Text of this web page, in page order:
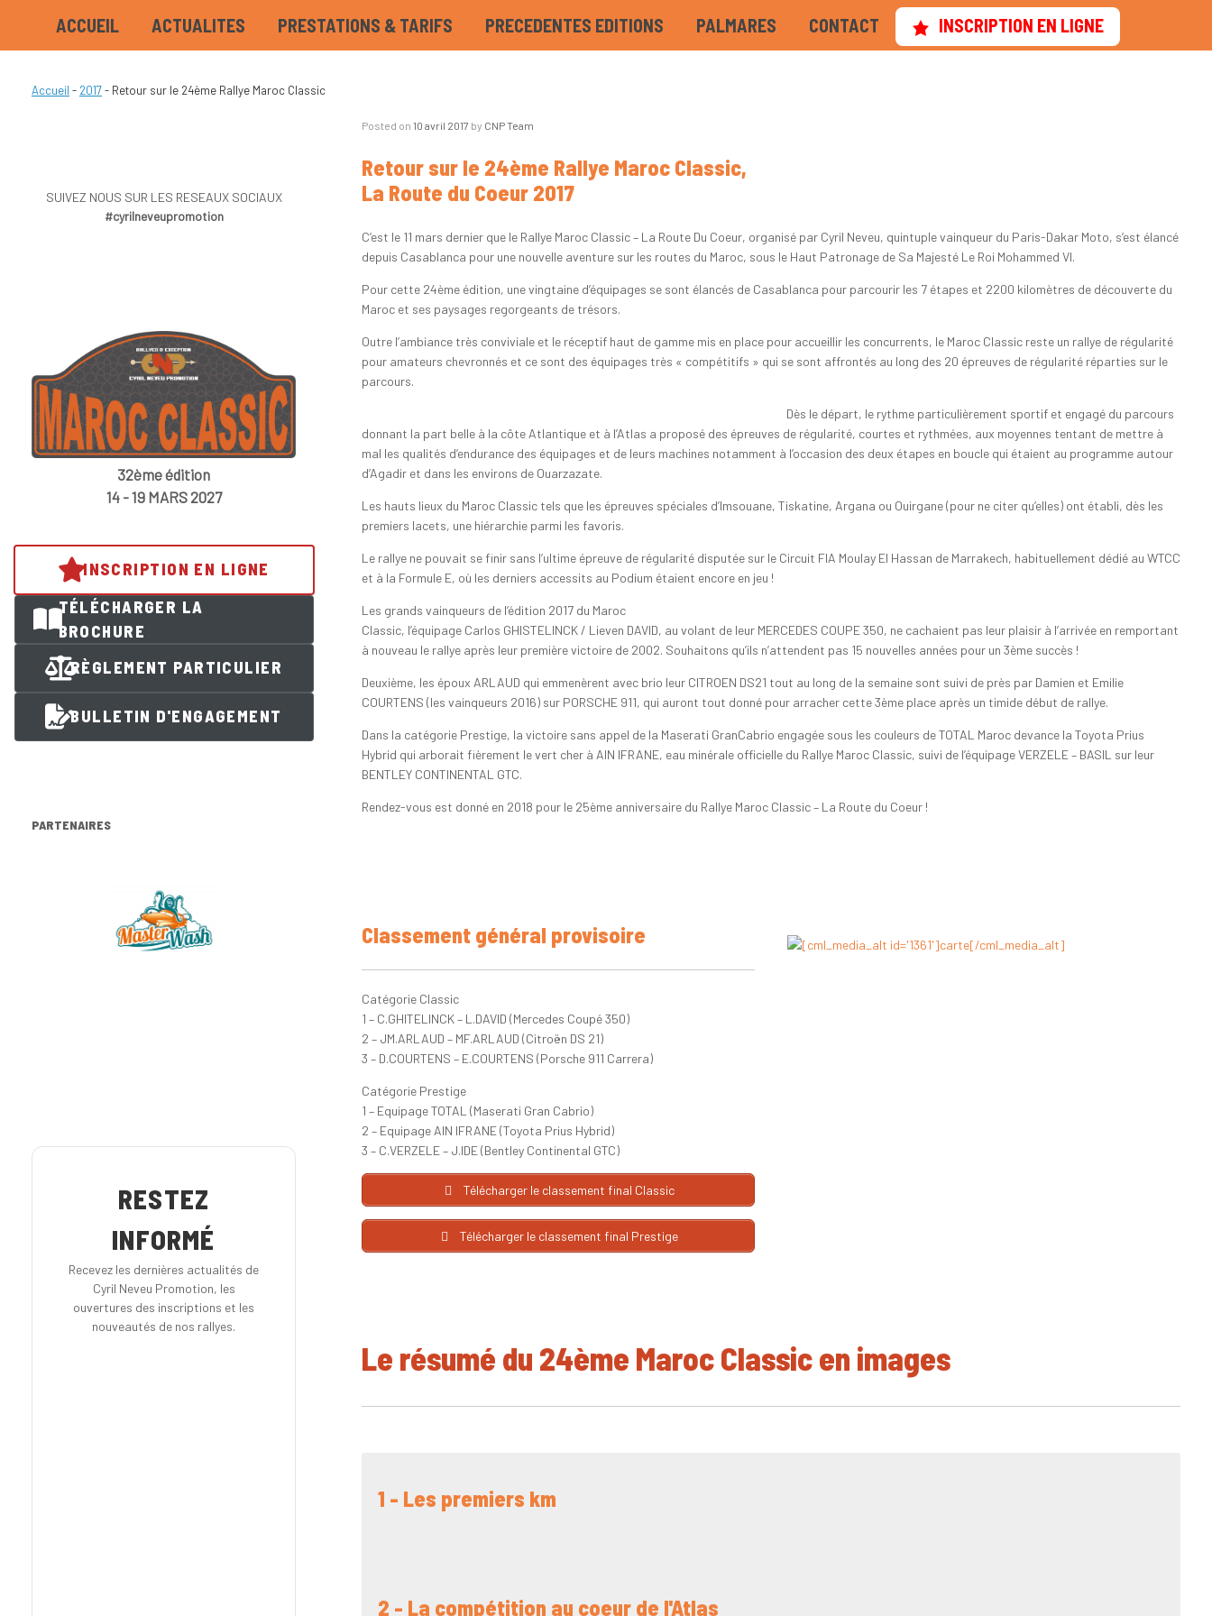
ACCUEIL ACTUALITES PRESTATIONS & TARIFS PRECEDENTES EDITIONS PALMARES CONTACT INSCRIPTION EN LIGNE
Accueil - 2017- Retour sur le 24ème Rallye Maroc Classic
Posted on 10 avril 2017 by CNP Team
Retour sur le 24ème Rallye Maroc Classic,
La Route du Coeur 2017
C’est le 11 mars dernier que le Rallye Maroc Classic – La Route Du Coeur, organisé par Cyril Neveu, quintuple vainqueur du Paris-Dakar Moto, s’est élancé
depuis Casablanca pour une nouvelle aventure sur les routes du Maroc, sous le Haut Patronage de Sa Majesté Le Roi Mohammed VI.
Pour cette 24ème édition, une vingtaine d’équipages se sont élancés de Casablanca pour parcourir les 7 étapes et 2200 kilomètres de découverte du
Maroc et ses paysages regorgeants de trésors.
Outre l’ambiance très conviviale et le réceptif haut de gamme mis en place pour accueillir les concurrents, le Maroc Classic reste un rallye de régularité
pour amateurs chevronnés et ce sont des équipages très « compétitifs » qui se sont affrontés au long des 20 épreuves de régularité réparties sur le
parcours.
Dès le départ, le rythme particulièrement sportif et engagé du parcours
donnant la part belle à la côte Atlantique et à l’Atlas a proposé des épreuves de régularité, courtes et rythmées, aux moyennes tentant de mettre à
mal les qualités d’endurance des équipages et de leurs machines notamment à l’occasion des deux étapes en boucle qui étaient au programme autour
d’Agadir et dans les environs de Ouarzazate.
Les hauts lieux du Maroc Classic tels que les épreuves spéciales d’Imsouane, Tiskatine, Argana ou Ouirgane (pour ne citer qu’elles) ont établi, dès les
premiers lacets, une hiérarchie parmi les favoris.
Le rallye ne pouvait se finir sans l’ultime épreuve de régularité disputée sur le Circuit FIA Moulay El Hassan de Marrakech, habituellement dédié au WTCC
et à la Formule E, où les derniers accessits au Podium étaient encore en jeu !
Les grands vainqueurs de l’édition 2017 du Maroc
Classic, l’équipage Carlos GHISTELINCK / Lieven DAVID, au volant de leur MERCEDES COUPE 350, ne cachaient pas leur plaisir à l’arrivée en remportant
à nouveau le rallye après leur première victoire de 2002. Souhaitons qu’ils n’attendent pas 15 nouvelles années pour un 3ème succès !
Deuxième, les époux ARLAUD qui emmenèrent avec brio leur CITROEN DS21 tout au long de la semaine sont suivi de près par Damien et Emilie
COURTENS (les vainqueurs 2016) sur PORSCHE 911, qui auront tout donné pour arracher cette 3ème place après un timide début de rallye.
Dans la catégorie Prestige, la victoire sans appel de la Maserati GranCabrio engagée sous les couleurs de TOTAL Maroc devance la Toyota Prius
Hybrid qui arborait fièrement le vert cher à AIN IFRANE, eau minérale officielle du Rallye Maroc Classic, suivi de l’équipage VERZELE – BASIL sur leur
BENTLEY CONTINENTAL GTC.
Rendez-vous est donné en 2018 pour le 25ème anniversaire du Rallye Maroc Classic – La Route du Coeur !
Classement général provisoire
Catégorie Classic
1 – C.GHITELINCK – L.DAVID (Mercedes Coupé 350)
2 – JM.ARLAUD – MF.ARLAUD (Citroën DS 21)
3 – D.COURTENS – E.COURTENS (Porsche 911 Carrera)
Catégorie Prestige
1 – Equipage TOTAL (Maserati Gran Cabrio)
2 – Equipage AIN IFRANE (Toyota Prius Hybrid)
3 – C.VERZELE – J.IDE (Bentley Continental GTC)
Télécharger le classement final Classic
Télécharger le classement final Prestige
Le résumé du 24ème Maroc Classic en images
1 - Les premiers km
2 - La compétition au coeur de l'Atlas
SUIVEZ NOUS SUR LES RESEAUX SOCIAUX
#cyrilneveupromotion
32ème édition
14 - 19 MARS 2027
INSCRIPTION EN LIGNE
TÉLÉCHARGER LA
BROCHURE
RÈGLEMENT PARTICULIER
BULLETIN D'ENGAGEMENT
PARTENAIRES
RESTEZ
INFORMÉ
Recevez les dernières actualités de
Cyril Neveu Promotion, les
ouvertures des inscriptions et les
nouveautés de nos rallyes.